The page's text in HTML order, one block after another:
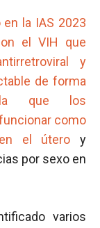
la IAS 2023
el VIH que
y
de forma
que los
como
el útero y
por sexo en
varios